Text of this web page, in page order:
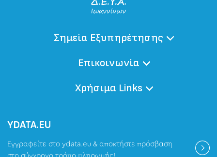
Σημεία Εξυπηρέτησης
Επικοινωνία
Χρήσιμα Links
ΥDATA.EU
Εγγραφείτε στο ydata.eu & αποκτήστε πρόσβαση